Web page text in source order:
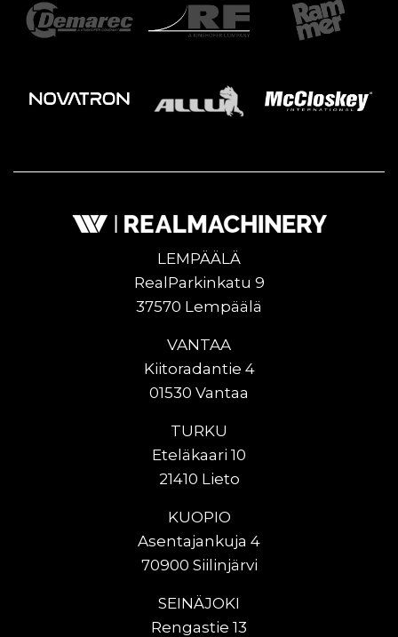
LEMPÄÄLÄ
RealParkinkatu 9
37570 Lempäälä
VANTAA
Kiitoradantie 4
01530 Vantaa
TURKU
Eteläkaari 10
21410 Lieto
KUOPIO
Asentajankuja 4
70900 Siilinjärvi
SEINÄJOKI
Rengastie 13